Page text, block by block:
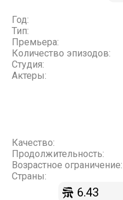
Год:
Тип:
Премьера:
Количество эпизодов:
Студия:
Актеры:
Качество:
Продолжительность:
Возрастное ограничение:
Страны:
6.43